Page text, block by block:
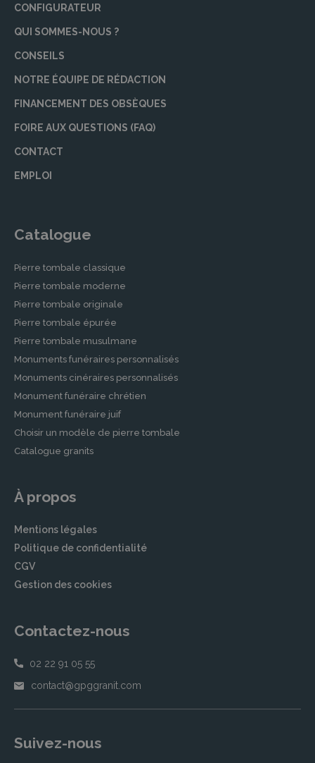
CONFIGURATEUR
QUI SOMMES-NOUS ?
CONSEILS
NOTRE ÉQUIPE DE RÉDACTION
FINANCEMENT DES OBSÈQUES
FOIRE AUX QUESTIONS (FAQ)
CONTACT
EMPLOI
Catalogue
Pierre tombale classique
Pierre tombale moderne
Pierre tombale originale
Pierre tombale épurée
Pierre tombale musulmane
Monuments funéraires personnalisés
Monuments cinéraires personnalisés
Monument funéraire chrétien
Monument funéraire juif
Choisir un modèle de pierre tombale
Catalogue granits
À propos
Mentions légales
Politique de confidentialité
CGV
Gestion des cookies
Contactez-nous
02 22 91 05 55
contact@gpggranit.com
Suivez-nous